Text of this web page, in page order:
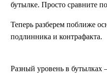
бутылке. Просто сравните
Теперь разберем поближе
подлинника и контрафакта.
Разный уровень в бутылках